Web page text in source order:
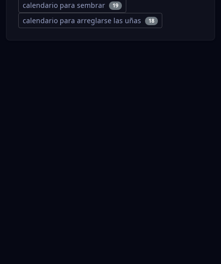
calendario para sembrar 19
calendario para arreglarse las uñas 18